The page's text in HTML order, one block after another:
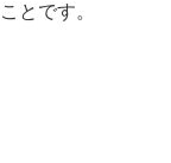
とです。